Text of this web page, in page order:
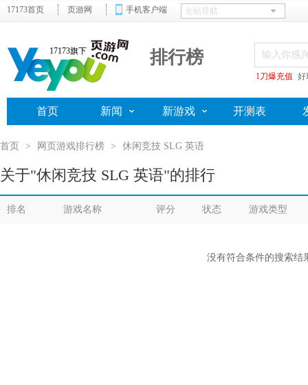
17173首页 页游网 手机客户端
17173旗下 排行榜
1刀爆充值 好
首页 新闻 新游戏 开测表
首页 > 网页游戏排行榜 > 休闲竞技 SLG 英语
关于"休闲竞技 SLG 英语"的排行
排名 游戏名称 评分 状态 游戏类型
没有符合条件的搜索结